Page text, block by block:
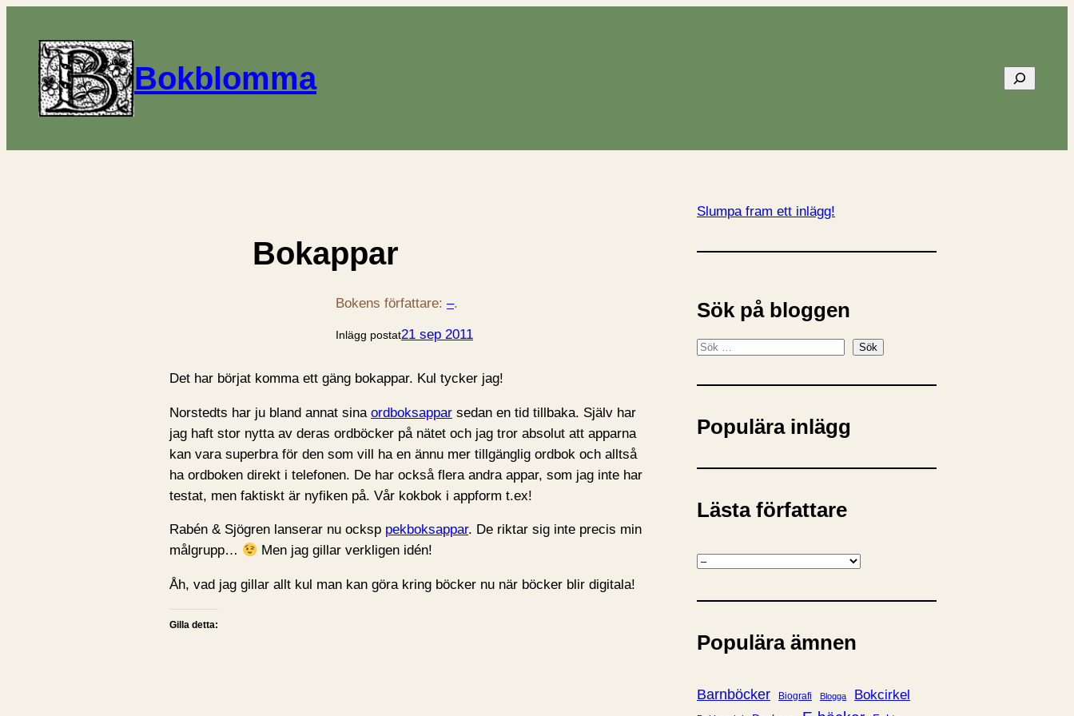
Bokblomma Sök
Bokappar
Bokens författare: –.
Inlägg postat21 sep 2011
Det har börjat komma ett gäng bokappar. Kul tycker jag!
Norstedts har ju bland annat sina ordboksappar sedan en tid tillbaka. Själv har
jag haft stor nytta av deras ordböcker på nätet och jag tror absolut att apparna
kan vara superbra för den som vill ha en ännu mer tillgänglig ordbok och alltså
ha ordboken direkt i telefonen. De har också flera andra appar, som jag inte har
testat, men faktiskt är nyfiken på. Vår kokbok i appform t.ex!
Rabén & Sjögren lanserar nu ocksp pekboksappar. De riktar sig inte precis min
målgrupp…
Men jag gillar verkligen idén!
Åh, vad jag gillar allt kul man kan göra kring böcker nu när böcker blir digitala!
Gilla detta:
Slumpa fram ett inlägg!
Sök på bloggen
S
k
Sök
Populära inlägg
Lästa författare
K
t
g
i
Populära ämnen
Barnböcker Biografi Blogga Bokcirkel